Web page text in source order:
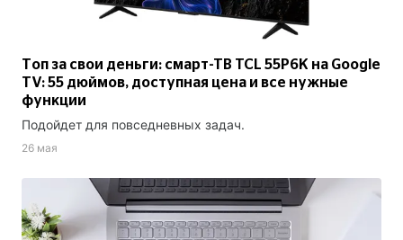
Топ за свои деньги: смарт-ТВ TCL 55P6K на Google
TV: 55 дюймов, доступная цена и все нужные
функции
Подойдет для повседневных задач.
26 мая